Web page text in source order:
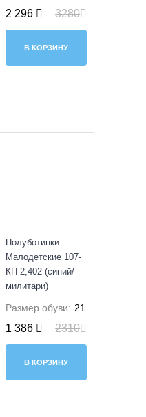
2 296 3280
В КОРЗИНУ
Полуботинки
Малодетские 107-
КП-2,402 (синий/
милитари)
Размер обуви: 21
1 386 2310
В КОРЗИНУ